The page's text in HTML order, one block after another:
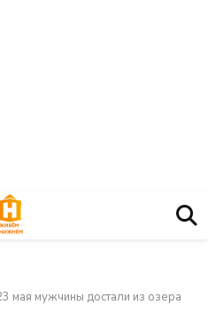
мая мужчины достали из озера